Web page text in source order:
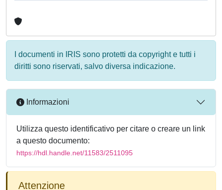
I documenti in IRIS sono protetti da copyright e tutti i
diritti sono riservati, salvo diversa indicazione.
Informazioni
Utilizza questo identificativo per citare o creare un link
a questo documento:
https://hdl.handle.net/11583/2511095
Attenzione